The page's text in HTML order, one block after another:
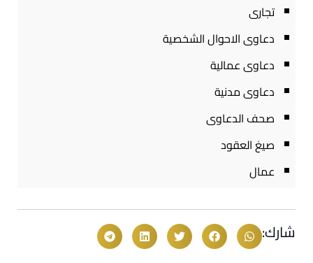
تجارى
دعاوى الاحوال الشخصية
دعاوى عمالية
دعاوى مدنية
صحف الدعاوى
صيغ العقود
عمال
شارك: